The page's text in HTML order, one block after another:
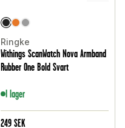
Ringke
Withings ScanWatch Nova Armband
Rubber One Bold Svart
I lager
249 SEK